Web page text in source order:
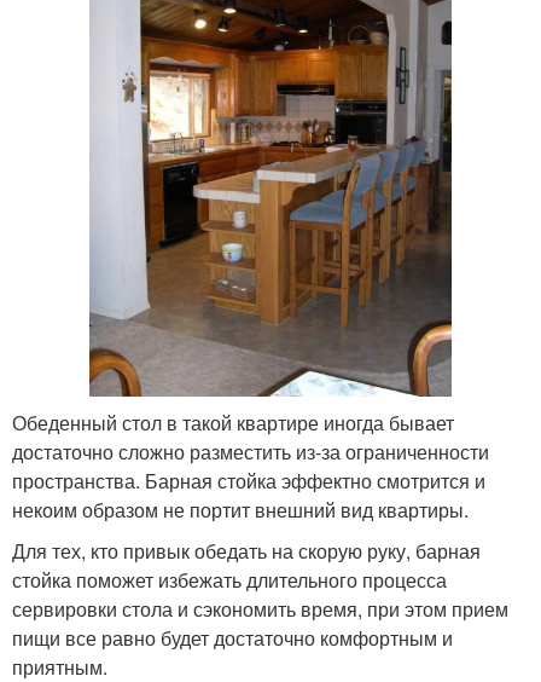
Обеденный стол в такой квартире иногда бывает
достаточно сложно разместить из-за ограниченности
пространства. Барная стойка эффектно смотрится и
некоим образом не портит внешний вид квартиры.
Для тех, кто привык обедать на скорую руку, барная
стойка поможет избежать длительного процесса
сервировки стола и сэкономить время, при этом прием
пищи все равно будет достаточно комфортным и
приятным.